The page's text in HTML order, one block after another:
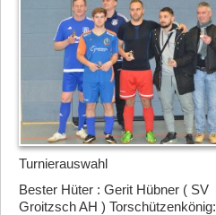
Turnierauswahl
Bester Hüter : Gerit Hübner ( SV
Groitzsch AH ) Torschützenkönig: